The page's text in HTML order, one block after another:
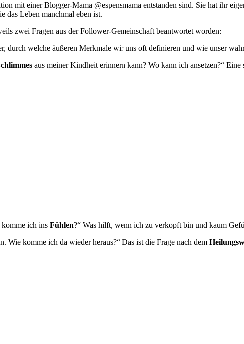
mit einer Blogger-Mama @espensmama entstanden sind. Sie hat ihr
das Leben manchmal eben ist.
zwei Fragen aus der Follower-Gemeinschaft beantwortet worden:
durch welche äußeren Merkmale wir uns oft definieren und wie unser
aus meiner Kindheit erinnern kann? Wo kann ich ansetzen?“
komme ich ins Fühlen?“ Was hilft, wenn ich zu verkopft bin und kaum
Wie komme ich da wieder heraus?“ Das ist die Frage nach dem